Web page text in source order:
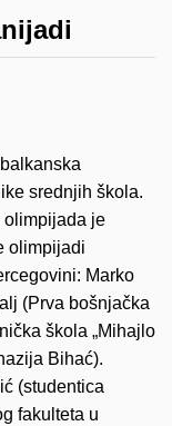
srednjih škola.
olimpijada je
olimpijadi
Marko
(Prva bošnjačka
škola „Mihajlo
Bihać).
(studentica
fakulteta u